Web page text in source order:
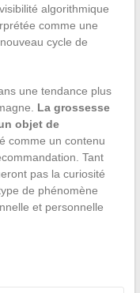
algorithmique
comme une
cycle de
une tendance plus
La grossesse
objet de
comme un contenu
Tant
pas la curiosité
de phénomène
et personnelle